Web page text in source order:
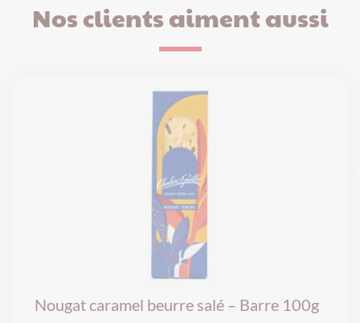
Nos clients aiment aussi
Nougat caramel beurre salé – Barre 100g